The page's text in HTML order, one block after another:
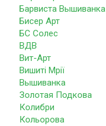
Барвиста Вышиванка
Бисер Арт
БС Солес
ВДВ
Вит-Арт
Вишиті Мрії
Вышиванка
Золотая Подкова
Колибри
Кольорова